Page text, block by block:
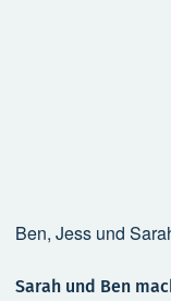
Ben, Jess und
Sarah und Ben